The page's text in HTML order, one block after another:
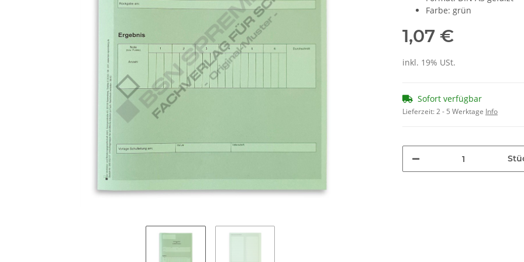
Farbe: grün
1,07 €
inkl. 19% USt.
Sofort verfügbar
Lieferzeit:2 - 5 Werktage Info